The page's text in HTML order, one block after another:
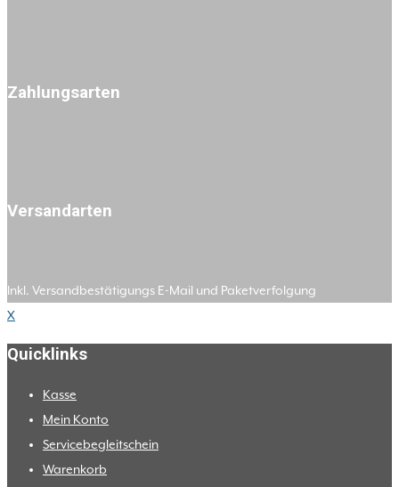
Zahlungsarten
Versandarten
Inkl. Versandbestätigungs E-Mail und Paketverfolgung
X
Quicklinks
Kasse
Mein Konto
Servicebegleitschein
Warenkorb